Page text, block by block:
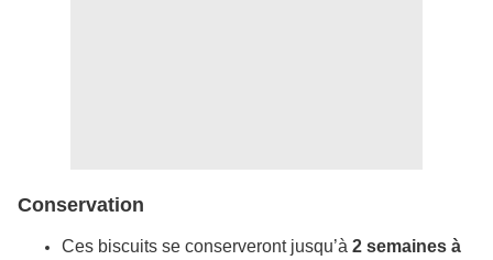
Conservation
Ces biscuits se conserveront jusqu’à 2 semaines à